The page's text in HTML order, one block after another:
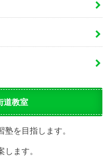
道教室
を目指します。
ます。